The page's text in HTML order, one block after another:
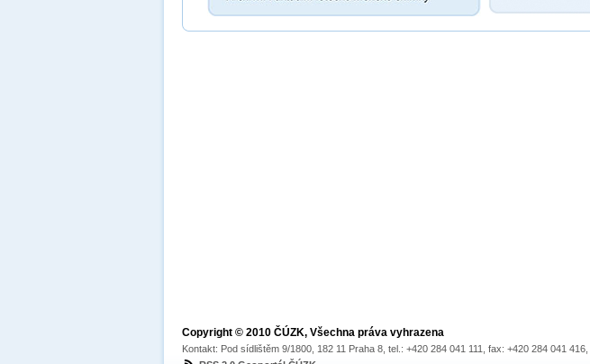
Copyright © 2010 ČÚZK, Všechna práva vyhrazena
Kontakt: Pod sídlištěm 9/1800, 182 11 Praha 8, tel.: +420 284 041 111, fax: +420 284 041 416,